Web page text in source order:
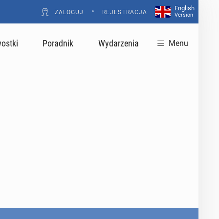
ZALOGUJ • REJESTRACJA
English
Version
Poradnik Wydarzenia Menu